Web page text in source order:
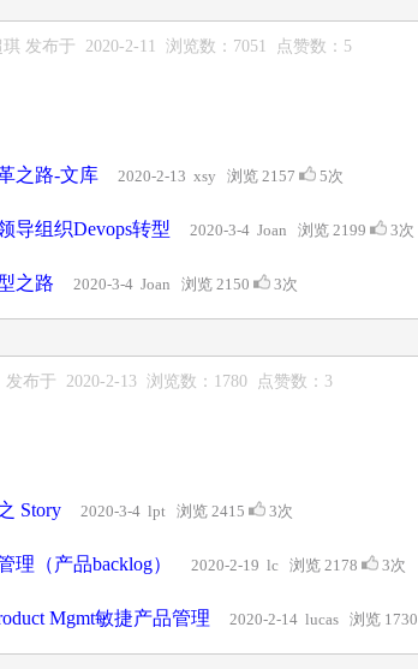
发布于 2020-2-11 浏览数：7051 点赞数：5
之路-文库 2020-2-13 xsy 浏览 2157 5次
导组织Devops转型 2020-3-4 Joan 浏览 2199 3次
之路 2020-3-4 Joan 浏览 2150 3次
发布于 2020-2-13 浏览数：1780 点赞数：3
Story 2020-3-4 lpt 浏览 2415 3次
理（产品backlog） 2020-2-19 lc 浏览 2178 3次
Mgmt敏捷产品管理 2020-2-14 lucas 浏览 1730